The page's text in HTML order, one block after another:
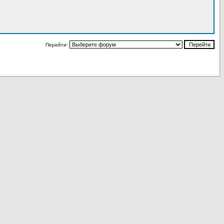
Перейти: